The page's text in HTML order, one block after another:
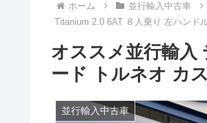
ホーム 並行輸入中古車
Titanium 2.0 6AT ８人乗り 左ハンド
オススメ並行輸入
ード トルネオ カ
並行輸入中古車